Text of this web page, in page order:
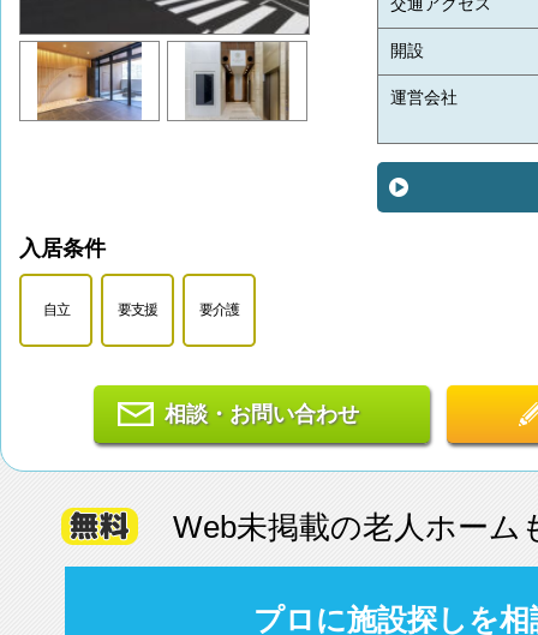
交通アクセス
開設
運営会社
入居条件
自立 要支援 要介護
相談・お問い合わせ
Web未掲載の老人ホーム
プロに施設探しを